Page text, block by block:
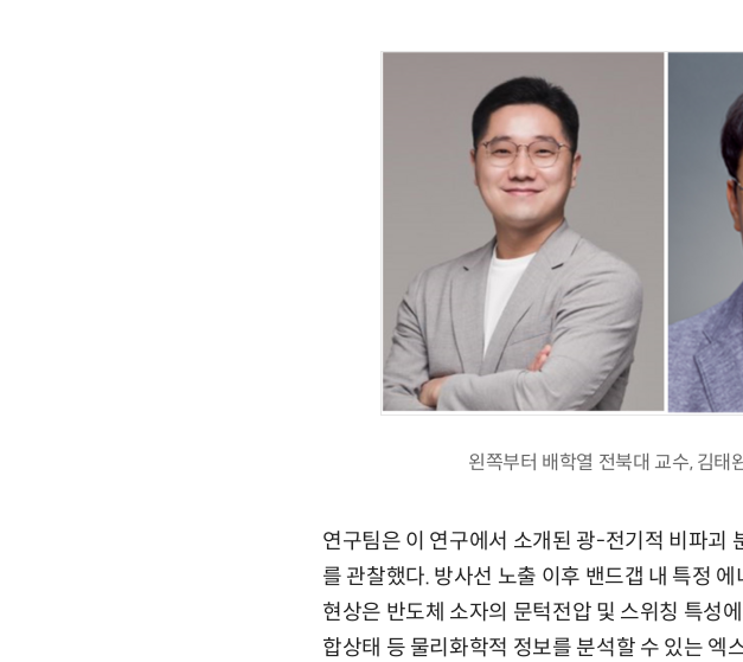
왼쪽부터 배학열 전북대 교수, 김태
연구팀은 이 연구에서 소개된 광-전기적 비파괴
를 관찰했다. 방사선 노출 이후 밴드갭 내 특정
현상은 반도체 소자의 문턱전압 및 스위칭 특성
합상태 등 물리화학적 정보를 분석할 수 있는 엑